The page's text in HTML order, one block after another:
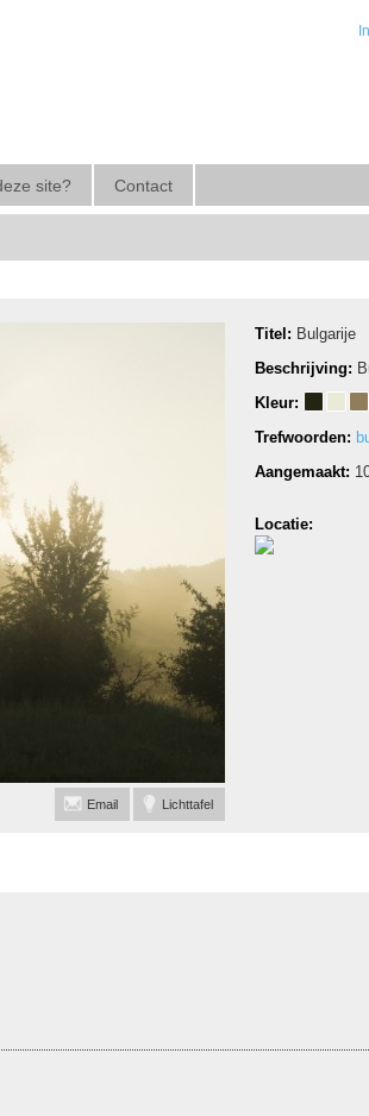
site? Contact
Lichttafel
Email
Titel: Bulgarije
Beschrijving:
Kleur:
Trefwoorden:
Aangemaakt:
Locatie: